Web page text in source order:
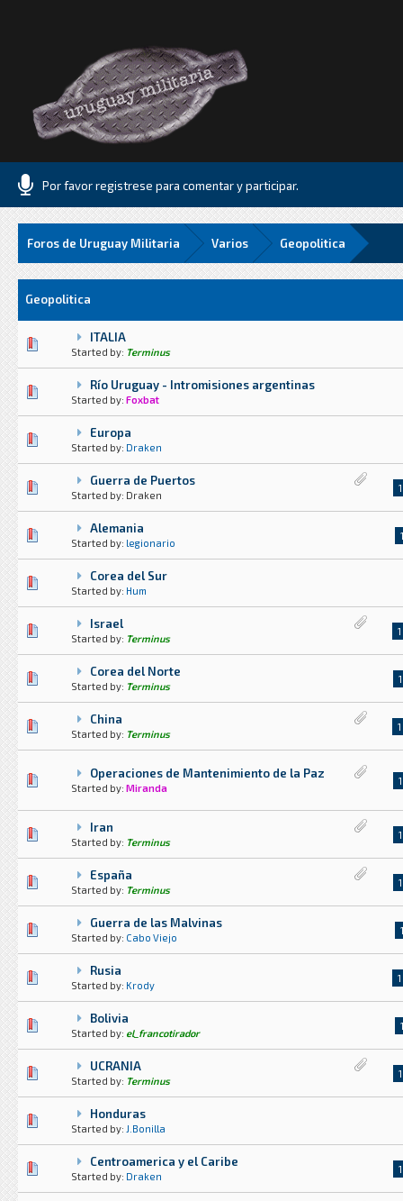
Por favor registrese para comentar y participar.
Foros de Uruguay Militaria Varios Geopolitica
Geopolitica
ITALIA
Started by: Terminus
0 voto(s) - Media 0 de 5
1 2345
Río Uruguay - Intromisiones argentinas
Started by: Foxbat
0 voto(s) - Media 0 de 5
123 45
Europa
Started by: Draken
0 voto(s) - Media 0 de 5
123 45
Guerra de Puertos
Started by: Draken
1
1 voto(s) - Media 1 de 5
1234 5
Alemania
Started by: legionario
1
2 voto(s) - Media 3 de 5
12345
Corea del Sur
Started by: Hum
1 voto(s) - Media 1 de 5
123 45
Israel
Started by: Terminus
1
4 voto(s) - Media 2 de 5
12 345
Corea del Norte
Started by: Terminus
1
2 voto(s) - Media 3 de 5
123 45
China
Started by: Terminus
1
3 voto(s) - Media 2.33 de 5
12345
Operaciones de Mantenimiento de la Paz
Started by: Miranda
1
7 voto(s) - Media 1.57 de 5
1234 5
Iran
Started by: Terminus
1
1 voto(s) - Media 1 de 5
1234
España
Started by: Terminus
1
5 voto(s) - Media 2 de 5
12345
Guerra de las Malvinas
Started by: Cabo Viejo
1
1 voto(s) - Media 5 de 5
1234 5
Rusia
Started by: Krody
1
5 voto(s) - Media 1.8 de 5
12345
Bolivia
Started by: el_francotirador
1
0 voto(s) - Media 0 de 5
12345
UCRANIA
Started by: Terminus
1
5 voto(s) - Media 1 de 5
12345
Honduras
Started by: J.Bonilla
0 voto(s) - Media 0 de 5
12345
Centroamerica y el Caribe
Started by: Draken
1
1 voto(s) - Media 5 de 5
12345